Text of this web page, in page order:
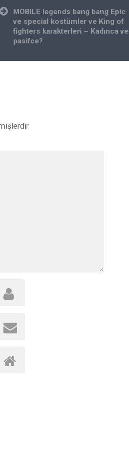
MOBILE legends bang bang Epic
ve special kostümler ve King of
fighters karakterleri – Kadınca ve
pasifce?